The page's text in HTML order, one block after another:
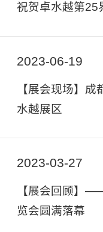
祝贺卓水越第25
2023-06-19
【展会现场】
水越展区
2023-03-27
【展会回顾】
览会圆满落幕